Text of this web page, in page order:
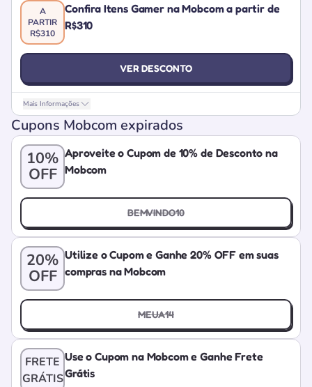
A
PARTIR
R$310
Confira Itens Gamer na Mobcom a partir de
R$310
VER DESCONTO
Mais Informações
Cupons Mobcom expirados
10%
OFF
Aproveite o Cupom de 10% de Desconto na
Mobcom
BEMVINDO10
20%
OFF
Utilize o Cupom e Ganhe 20% OFF em suas
compras na Mobcom
MEUA14
FRETE
GRÁTIS
Use o Cupom na Mobcom e Ganhe Frete
Grátis